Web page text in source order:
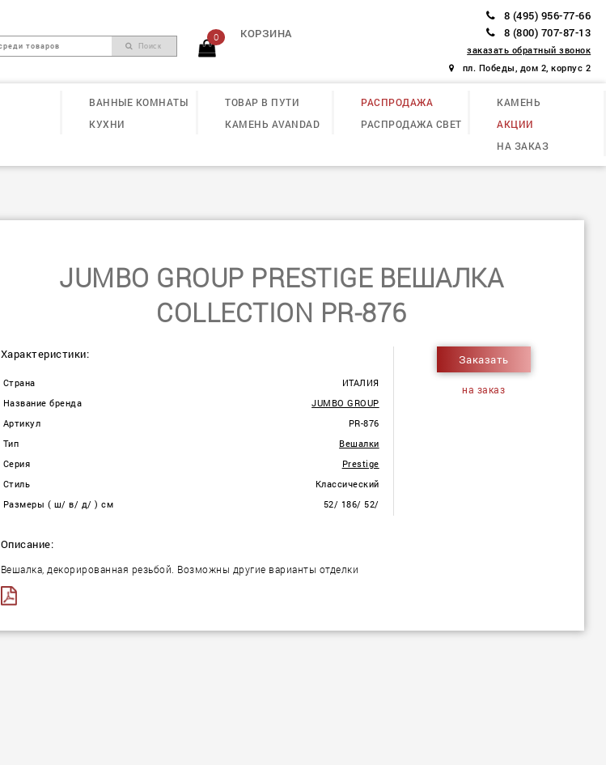
Поиск
0 КОРЗИНА
8 (495) 956-77-66
8 (800) 707-87-13
заказать обратный звонок
пл. Победы, дом 2, корпус 2
ВАННЫЕ КОМНАТЫ
КУХНИ
ТОВАР В ПУТИ
КАМЕНЬ AVANDAD
РАСПРОДАЖА
РАСПРОДАЖА СВЕТ
КАМЕНЬ
АКЦИИ
НА ЗАКАЗ
JUMBO GROUP PRESTIGE ВЕШАЛКА
COLLECTION PR-876
Характеристики:
Страна
ИТАЛИЯ
Название бренда
JUMBO GROUP
Артикул
PR-876
Тип
Вешалки
Серия
Prestige
Стиль
Классический
Размеры ( ш/ в/ д/ ) см
52/ 186/ 52/
Заказать
на заказ
Описание:
Вешалка, декорированная резьбой. Возможны другие варианты отделки